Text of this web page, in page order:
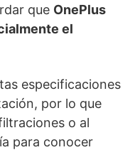
que OnePlus
el
especificaciones
por lo que
o al
para conocer